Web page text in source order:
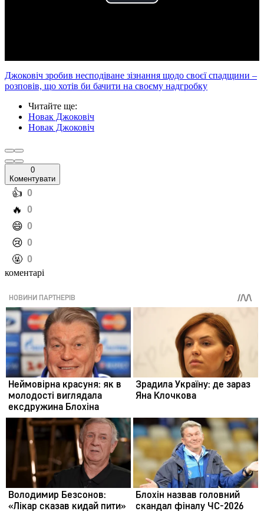
Джоковіч зробив несподіване зізнання щодо своєї спадщини –
розповів, що хотів би бачити на своєму надгробку
Читайте ще:
Новак Джоковіч
Новак Джоковіч
0
Коментувати
️👍 0
️🔥 0
️😄 0
️😢 0
️🤬 0
коментарі